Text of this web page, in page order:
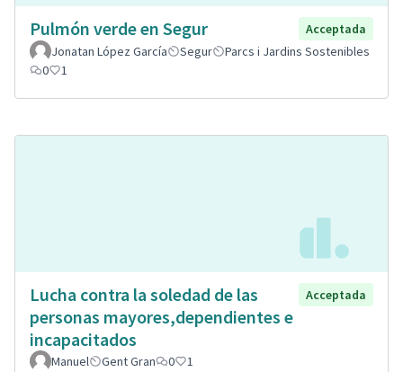
Pulmón verde en Segur
Acceptada
Jonatan López García
Segur
Parcs i Jardins Sostenibles
0
1
Lucha contra la soledad de las
personas mayores,dependientes e
incapacitados
Acceptada
Manuel Gent Gran 0 1